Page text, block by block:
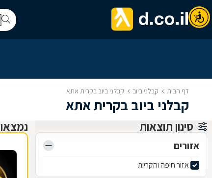
דף הבית קבלני ביוב קבלני ביוב בקרית אתא
קבלני ביוב בקרית אתא
סינון תוצאות
אזורים
אזור חיפה והקריות
נמצאו 7 קבלני ביוב